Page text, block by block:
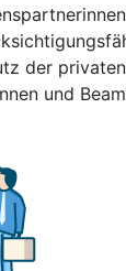
der
und